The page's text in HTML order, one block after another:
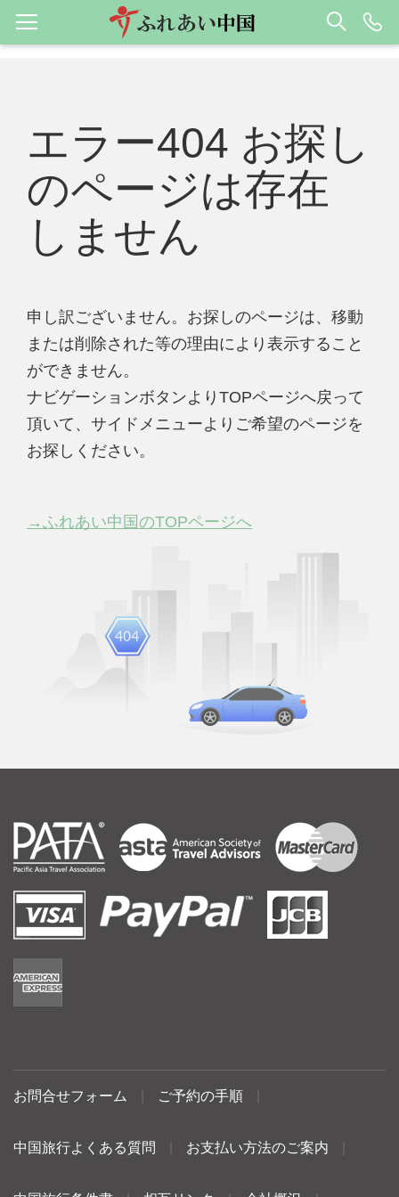
エラー404 お探し
のページは存在
しません
申し訳ございません。お探しのページは、移動
または削除された等の理由により表示すること
ができません。
ナビゲーションボタンよりTOPページへ戻って
頂いて、サイドメニューよりご希望のページを
お探しください。
→ふれあい中国のTOPページへ
お問合せフォーム ご予約の手順
中国旅行よくある質問 お支払い方法のご案内